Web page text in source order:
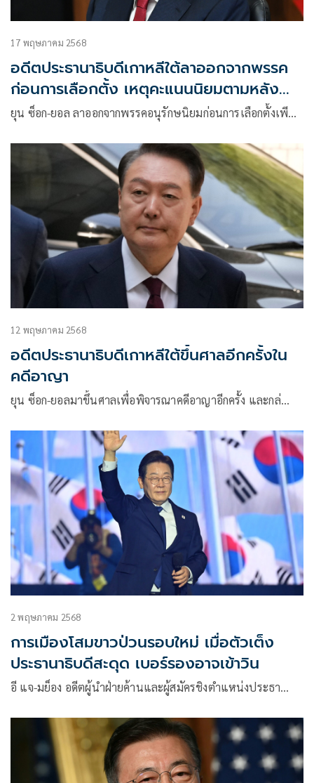
17 พฤษภาคม 2568
อดีตประธานาธิบดีเกาหลีใต้ลาออกจากพรรค
ก่อนการเลือกตั้ง เหตุคะแนนนิยมตามหลัง
ฝ่ายค้าน
ยุน ซ็อก-ยอล ลาออกจากพรรคอนุรักษนิยมก่อนการเลือกตั้งเพี…
12 พฤษภาคม 2568
อดีตประธานาธิบดีเกาหลีใต้ขึ้นศาลอีกครั้งใน
คดีอาญา
ยุน ซ็อก-ยอลมาขึ้นศาลเพื่อพิจารณาคดีอาญาอีกครั้ง และกล่…
2 พฤษภาคม 2568
การเมืองโสมขาวป่วนรอบใหม่ เมื่อตัวเต็ง
ประธานาธิบดีสะดุด เบอร์รองอาจเข้าวิน
อี แจ-มย็อง อดีตผู้นำฝ่ายค้านและผู้สมัครชิงตำแหน่งประธา…